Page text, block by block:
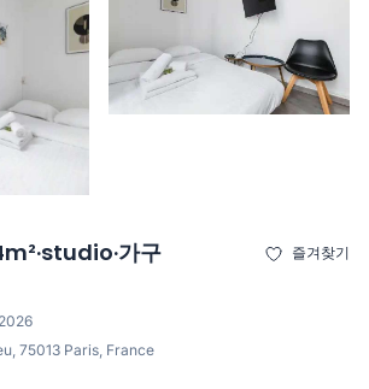
가구 즐겨찾기
75013 Paris, France